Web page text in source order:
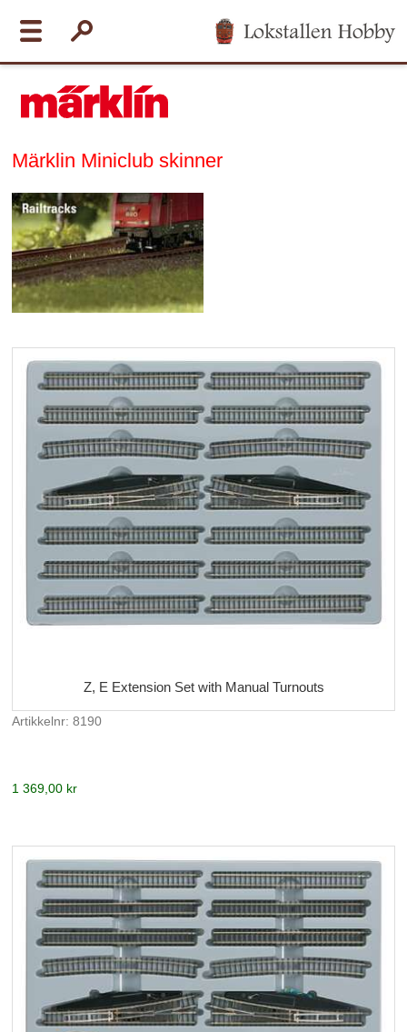
Märklin Miniclub skinner
Z, E Extension Set with Manual Turnouts
Artikkelnr: 8190
1 369,00 kr